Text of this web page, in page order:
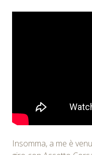
Insomma, a me è